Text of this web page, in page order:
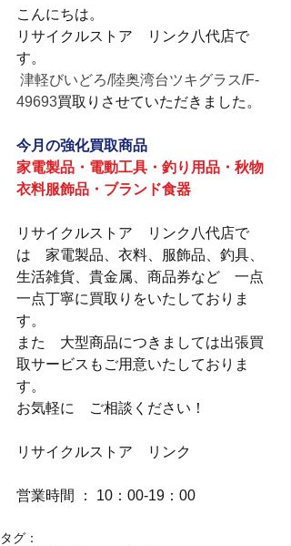
こんにちは。
リサイクルストア　リンク八代店で
す。
49693買取りさせていただきました。
今月の強化買取商品
家電製品・電動工具・釣り用品・秋物
衣料服飾品・ブランド食器
リサイクルストア　リンク八代店で
は　家電製品、衣料、服飾品、釣具、
生活雑貨、貴金属、商品券など　一点
一点丁寧に買取りをいたしておりま
す。
また　大型商品につきましては出張買
取サービスもご用意いたしておりま
す。
お気軽に　ご相談ください！
リサイクルストア　リンク
営業時間 ： 10：00-19：00
タグ：